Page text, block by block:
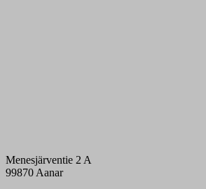
Menesjärventie 2 A
99870 Aanar